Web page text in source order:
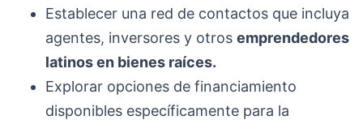
Establecer una red de contactos que incluya
agentes, inversores y otros emprendedores
latinos en bienes raíces.
Explorar opciones de financiamiento
disponibles específicamente para la